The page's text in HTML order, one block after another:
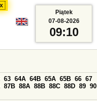
x
63 64A 64B 65A 65B 66 67
87B 88A 88B 88C 88D 89 90
Piątek
07-08-2026
09:10